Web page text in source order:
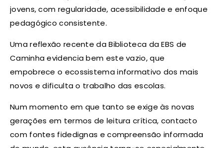
jovens, com regularidade, acessibilidade e enfoque
pedagógico consistente.
Uma reflexão recente da Biblioteca da EBS de
Caminha evidencia bem este vazio, que
empobrece o ecossistema informativo dos mais
novos e dificulta o trabalho das escolas.
Num momento em que tanto se exige às novas
gerações em termos de leitura crítica, contacto
com fontes fidedignas e compreensão informada